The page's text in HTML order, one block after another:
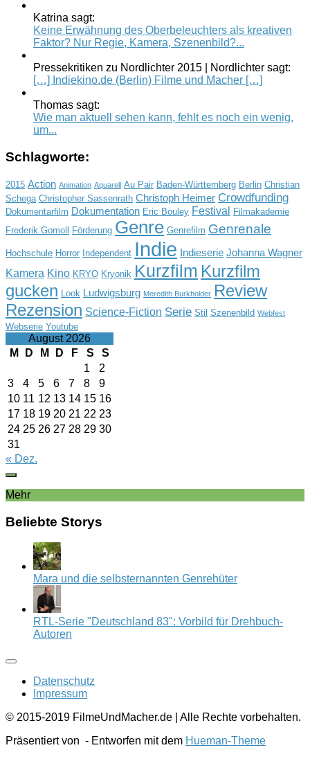
Katrina sagt:
Keine Erwähnung des Oberbeleuchters als kreativen
Faktor? Nur Regie, Kamera, Szenenbild?...
Pressekritiken zu Nordlichter 2015 | Nordlichter sagt:
[…] Indiekino.de (Berlin) Filme und Macher […]
Thomas sagt:
Wie man aktuell sehen kann, fehlt es noch ein wenig,
um...
Schlagworte:
2015 Action Animation Aquarell Au Pair Baden-Württemberg Berlin Christian
Schega Christopher Sassenrath Christoph Heimer Crowdfunding
Dokumentarfilm Dokumentation Eric Bouley Festival
Filmakademie
Frederik Gomoll
Förderung Genre Genrefilm Genrenale
Hochschule Horror Independent Indie Indieserie Johanna Wagner
Kamera Kino KRYO Kryonik Kurzfilm Kurzfilm
gucken
Look Ludwigsburg Meredith Burkholder Review
Rezension Science-Fiction Serie Stil Szenenbild Webfest
Webserie Youtube
August 2026
M
D M D F S
S
1
2
3
4 5 6 7 8
9
10 11 12 13 14 15 16
17 18 19 20 21 22 23
24 25 26 27 28 29 30
31
« Dez.
Mehr
Beliebte Storys
Mara und die selbsternannten Genrehüter
RTL-Serie "Deutschland 83": Vorbild für Drehbuch-
Autoren
Datenschutz
Impressum
© 2015-2019 FilmeUndMacher.de | Alle Rechte vorbehalten.
Präsentiert von - Entworfen mit dem Hueman-Theme